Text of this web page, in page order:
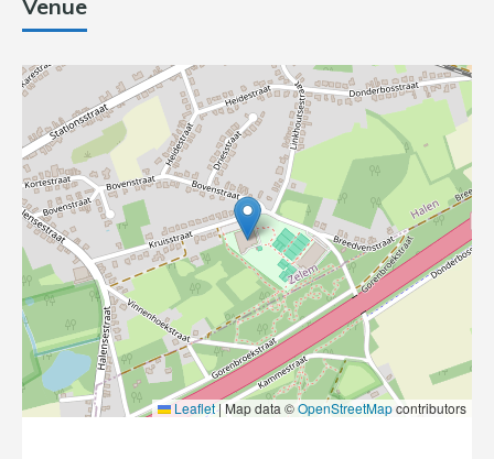
Venue
Leaflet | Map data ©OpenStreetMapcontributors